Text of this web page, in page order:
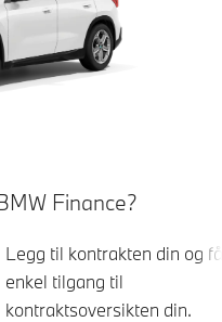
Finance?
Legg til kontrakten din og få
enkel tilgang til
kontraktsoversikten din.